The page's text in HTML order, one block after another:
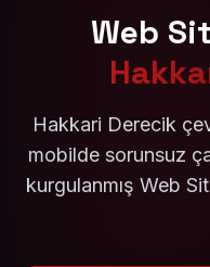
Web
Hakkari Derecik
mobilde sorunsuz
kurgulanmış Web